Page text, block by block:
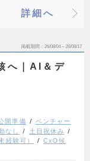
詳細へ
掲載期間 26/08/04～26/08/17
へ｜AI＆デ
開準備
ベンチャー
なし
土日祝休み
経験可）
CxO候